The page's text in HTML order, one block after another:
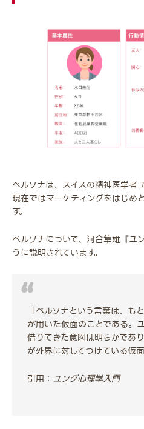
ぺルソナは、スイスの精神医学者
現在ではマーケティングをはじめ
す。
ペルソナについて、河合隼雄『ユ
うに説明されています。
「ペルソナという言葉は、も
が用いた仮面のことである。
借りてきた意図は明らかであ
が外界に対してつけている仮
引用： ユング心理学入門